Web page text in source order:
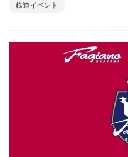
鉄道イベント